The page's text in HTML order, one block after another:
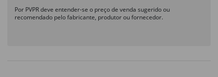
Por PVPR deve entender-se o preço de venda sugerido ou
recomendado pelo fabricante, produtor ou fornecedor.